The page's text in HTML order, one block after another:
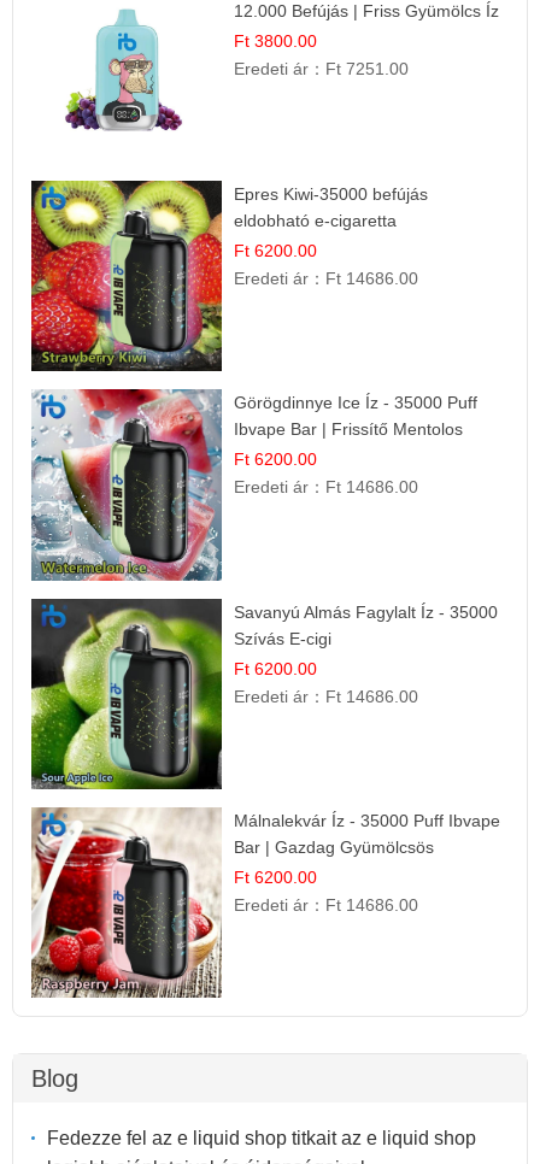
12.000 Befújás | Friss Gyümölcs Íz
Ft 3800.00
Eredeti ár： Ft 7251.00
Epres Kiwi-35000 befújás
eldobható e-cigaretta
Ft 6200.00
Eredeti ár： Ft 14686.00
Görögdinnye Ice Íz - 35000 Puff
Ibvape Bar | Frissítő Mentolos
Élmény!
Ft 6200.00
Eredeti ár： Ft 14686.00
Savanyú Almás Fagylalt Íz - 35000
Szívás E-cigi
Ft 6200.00
Eredeti ár： Ft 14686.00
Málnalekvár Íz - 35000 Puff Ibvape
Bar | Gazdag Gyümölcsös
Ízélmény!
Ft 6200.00
Eredeti ár： Ft 14686.00
Blog
Fedezze fel az e liquid shop titkait az e liquid shop